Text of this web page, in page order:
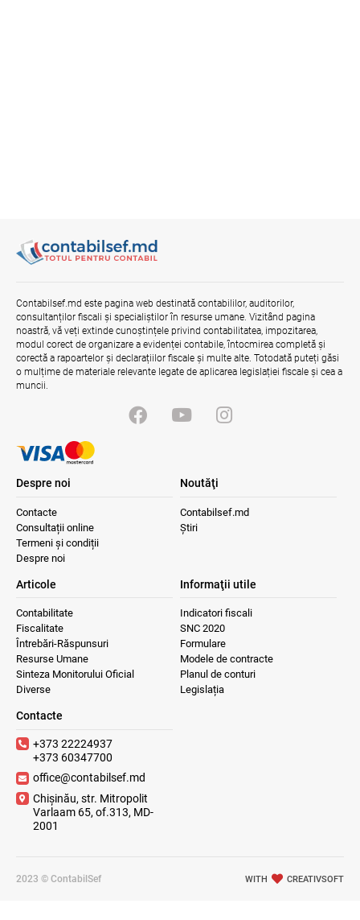
Contabilsef.md este pagina web destinată contabililor, auditorilor,
consultanților fiscali și specialiștilor în resurse umane. Vizitând pagina
noastră, vă veți extinde cunoștințele privind contabilitatea, impozitarea,
modul corect de organizare a evidenței contabile, întocmirea completă și
corectă a rapoartelor și declarațiilor fiscale și multe alte. Totodată puteți găsi
o mulțime de materiale relevante legate de aplicarea legislației fiscale și cea a
muncii.
Despre noi
Contacte
Consultații online
Termeni și condiții
Despre noi
Noutăţi
Contabilsef.md
Știri
Articole
Contabilitate
Fiscalitate
Întrebări-Răspunsuri
Resurse Umane
Sinteza Monitorului Oficial
Diverse
Informaţii utile
Indicatori fiscali
SNC 2020
Formulare
Modele de contracte
Planul de conturi
Legislația
Contacte
+373 22224937
+373 60347700
office@contabilsef.md
Chișinău, str. Mitropolit
Varlaam 65, of.313, MD-
2001
2023 © ContabilSef WITH CREATIVSOFT